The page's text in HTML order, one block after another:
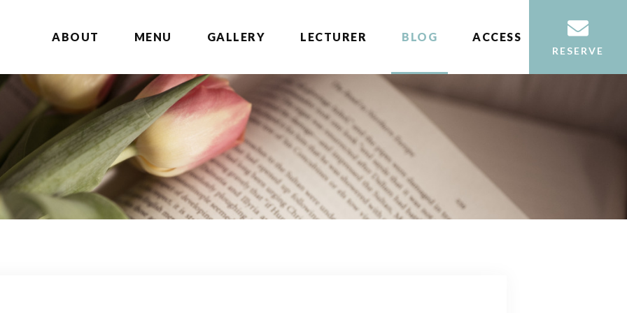
ABOUT MENU GALLERY LECTURER BLOG ACCESS
RESERVE